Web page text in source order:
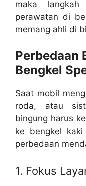
maka
perawatan di
memang ahli di
Perbedaan
Bengkel
Saat mobil
roda, atau
bingung harus
ke bengkel
perbedaan
1. Fokus